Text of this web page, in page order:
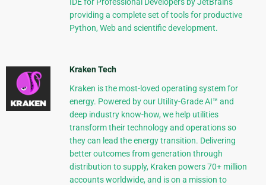
providing a complete set of tools for productive
Python, Web and scientific development.
Kraken Tech
Kraken is the most-loved operating system for
energy. Powered by our Utility-Grade AI™ and
deep industry know-how, we help utilities
transform their technology and operations so
they can lead the energy transition. Delivering
better outcomes from generation through
distribution to supply, Kraken powers 70+ million
accounts worldwide, and is on a mission to